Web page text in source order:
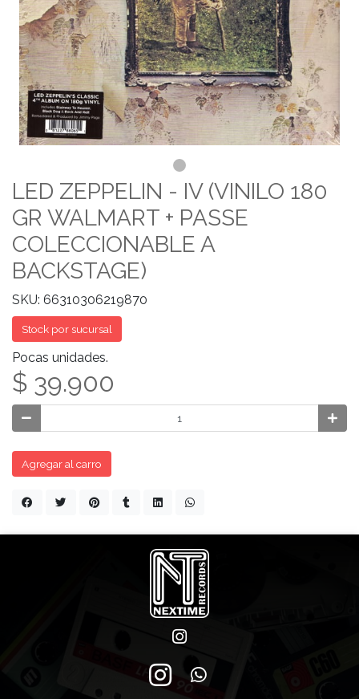
LED ZEPPELIN - IV (VINILO 180
GR WALMART + PASSE
COLECCIONABLE A
BACKSTAGE)
SKU: 66310306219870
Stock por sucursal
Pocas unidades.
$ 39.900
Agregar al carro